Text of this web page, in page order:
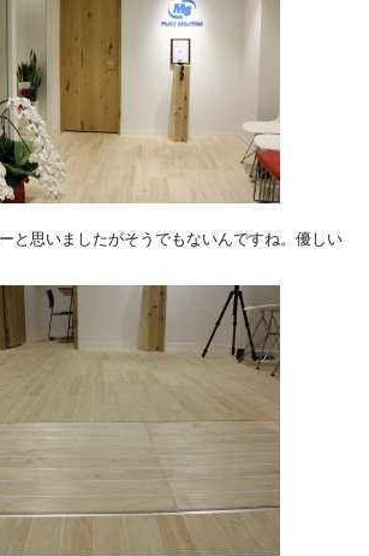
と思いましたがそうでもないんですね。優しい